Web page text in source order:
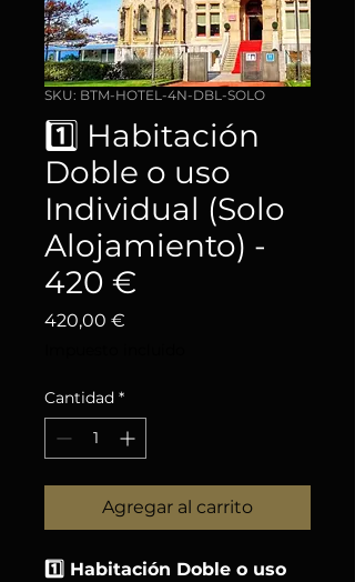
SKU: BTM-HOTEL-4N-DBL-SOLO
1️⃣ Habitación
Doble o uso
Individual (Solo
Alojamiento) -
420 €
420,00 €
Cantidad *
Agregar al carrito
1️⃣ Habitación Doble o uso